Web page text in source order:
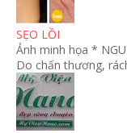
SẸO LỒI
Ảnh minh họa *
Do chấn thương,